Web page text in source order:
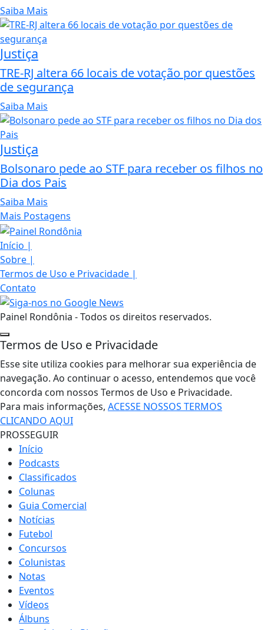
Saiba Mais
Justiça
TRE-RJ altera 66 locais de votação por questões
de segurança
Saiba Mais
Justiça
Bolsonaro pede ao STF para receber os filhos no
Dia dos Pais
Saiba Mais
Mais Postagens
Início |
Sobre |
Termos de Uso e Privacidade |
Contato
Painel Rondônia - Todos os direitos reservados.
Termos de Uso e Privacidade
Esse site utiliza cookies para melhorar sua experiência de
navegação. Ao continuar o acesso, entendemos que você
concorda com nossos Termos de Uso e Privacidade.
Para mais informações, ACESSE NOSSOS TERMOS
CLICANDO AQUI
PROSSEGUIR
Início
Podcasts
Classificados
Colunas
Guia Comercial
Notícias
Futebol
Concursos
Colunistas
Notas
Eventos
Vídeos
Álbuns